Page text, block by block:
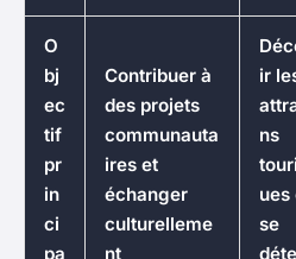
O
bj
ec
tif
pr
in
ci
pa
Contribuer à
des projets
communauta
ires et
échanger
culturelleme
nt
ir
ns
ues
se